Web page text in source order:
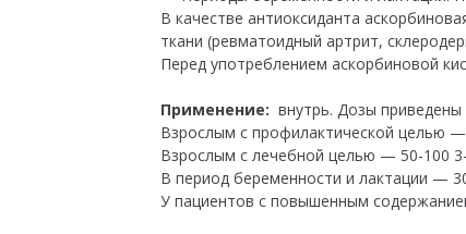
В качестве антиоксиданта
ткани (ревматоидный артрит,
Перед употреблением аскорбиновой
Применение: внутрь. Дозы приведены
Взрослым с профилактической целью
Взрослым с лечебной целью — 50-100
В период беременности и лактации —
У пациентов с повышенным